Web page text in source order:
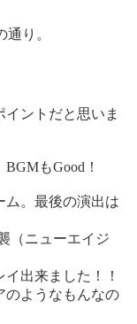
り。
ントだと思いま
もGood！
ム。最後の演出は
（ニューエイジ
出来ました！！
のようなもんなの